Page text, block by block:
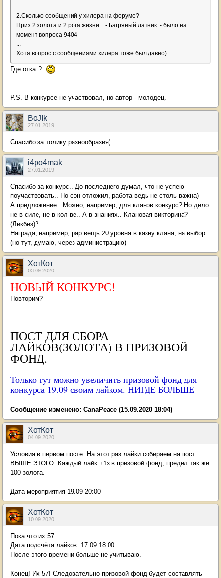
2.Сколько сообщений у хилера на форуме?
Приз 2 золота и 2 рога жизни - Багряный латник - было на
момент вопроса 9404
Хотя вопрос с сообщениями хилера тоже был давно)
Где откат?
P.S. В конкурсе не участвовал, но автор - молодец.
BoJIk
27.01.2019
Спасибо за толику разнообразия)
i4po4mak
27.01.2019
Спасибо за конкурс.. До последнего думал, что не успею
поучаствовать.. Но сон отложил, работа ведь не столь важна)
А предложение.. Можно, например, для кланов конкурс? Но дело
не в силе, не в кол-ве.. А в знаниях.. Клановая викторина?
(Ликбез)?
Награда, например, рар вещь 20 уровня в казну клана, на выбор.
(но тут, думаю, через администрацию)
ХотКот
03.09.2020
НОВЫЙ КОНКУРС!
Повторим?
ПОСТ ДЛЯ СБОРА
ЛАЙКОВ(ЗОЛОТА) В ПРИЗОВОЙ
ФОНД.
Только тут можно увеличить призовой фонд для
конкурса 19.09 своим лайком. НИГДЕ БОЛЬШЕ
Сообщение изменено: CanaPeace (15.09.2020 18:04)
ХотКот
04.09.2020
Условия в первом посте. На этот раз лайки собираем на пост
ВЫШЕ ЭТОГО. Каждый лайк +1з в призовой фонд, предел так же
100 золота.
Дата мероприятия 19.09 20:00
ХотКот
10.09.2020
Пока что их 57
Дата подсчёта лайков: 17.09 18:00
После этого времени больше не учитываю.
Конец! Их 57! Следовательно призовой фонд будет составлять